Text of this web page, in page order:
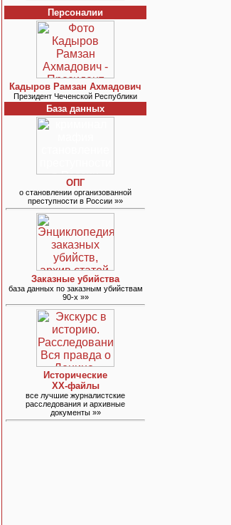
Персоналии
Кадыров Рамзан Ахмадович
Президент Чеченской Республики
База данных
ОПГ
о становлении организованной
преступности в России »»
Заказные убийства
база данных по заказным убийствам
90-х »»
Исторические
ХХ-файлы
все лучшие журналистские
расследования и архивные
документы »»